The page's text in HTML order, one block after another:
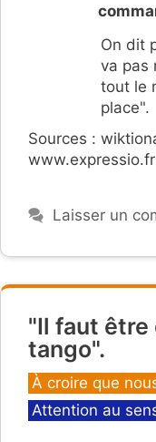
On dit
va pas
tout le
place".
Sources :
www.expressio.fr
Laisser un
"Il faut être
tango".
Catégories
À croire que
Attention au